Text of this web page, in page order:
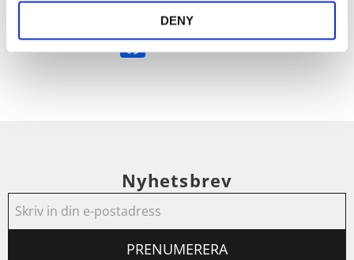
DENY
Dela med dig
Facebook
Nyhetsbrev
PRENUMERERA